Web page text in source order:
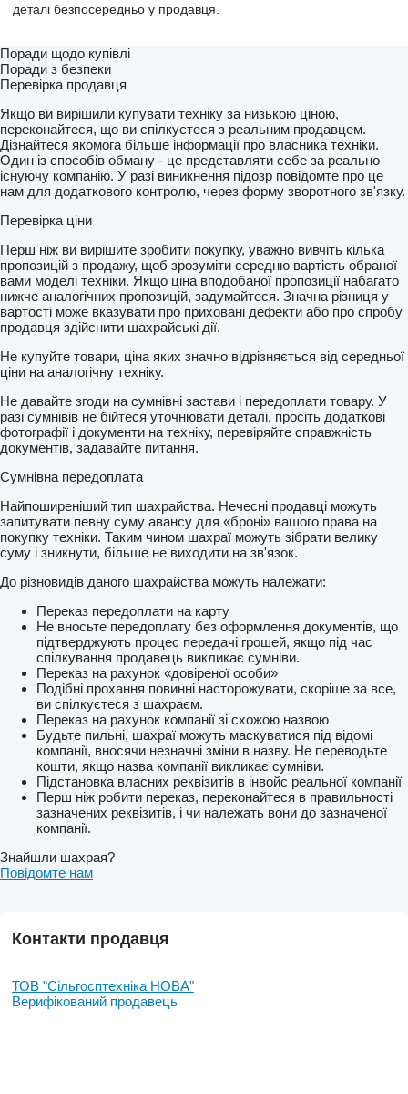
деталі безпосередньо у продавця.
Поради щодо купівлі
Поради з безпеки
Перевірка продавця
Якщо ви вирішили купувати техніку за низькою ціною,
переконайтеся, що ви спілкуєтеся з реальним продавцем.
Дізнайтеся якомога більше інформації про власника техніки.
Один із способів обману - це представляти себе за реально
існуючу компанію. У разі виникнення підозр повідомте про це
нам для додаткового контролю, через форму зворотного зв'язку.
Перевірка ціни
Перш ніж ви вирішите зробити покупку, уважно вивчіть кілька
пропозицій з продажу, щоб зрозуміти середню вартість обраної
вами моделі техніки. Якщо ціна вподобаної пропозиції набагато
нижче аналогічних пропозицій, задумайтеся. Значна різниця у
вартості може вказувати про приховані дефекти або про спробу
продавця здійснити шахрайські дії.
Не купуйте товари, ціна яких значно відрізняється від середньої
ціни на аналогічну техніку.
Не давайте згоди на сумнівні застави і передоплати товару. У
разі сумнівів не бійтеся уточнювати деталі, просіть додаткові
фотографії і документи на техніку, перевіряйте справжність
документів, задавайте питання.
Сумнівна передоплата
Найпоширеніший тип шахрайства. Нечесні продавці можуть
запитувати певну суму авансу для «броні» вашого права на
покупку техніки. Таким чином шахраї можуть зібрати велику
суму і зникнути, більше не виходити на зв'язок.
До різновидів даного шахрайства можуть належати:
Переказ передоплати на карту
Не вносьте передоплату без оформлення документів, що
підтверджують процес передачі грошей, якщо під час
спілкування продавець викликає сумніви.
Переказ на рахунок «довіреної особи»
Подібні прохання повинні насторожувати, скоріше за все,
ви спілкуєтеся з шахраєм.
Переказ на рахунок компанії зі схожою назвою
Будьте пильні, шахраї можуть маскуватися під відомі
компанії, вносячи незначні зміни в назву. Не переводьте
кошти, якщо назва компанії викликає сумніви.
Підстановка власних реквізитів в інвойс реальної компанії
Перш ніж робити переказ, переконайтеся в правильності
зазначених реквізитів, і чи належать вони до зазначеної
компанії.
Знайшли шахрая?
Повідомте нам
Контакти продавця
ТОВ "Сiльгосптехнiка НОВА"
Верифікований продавець